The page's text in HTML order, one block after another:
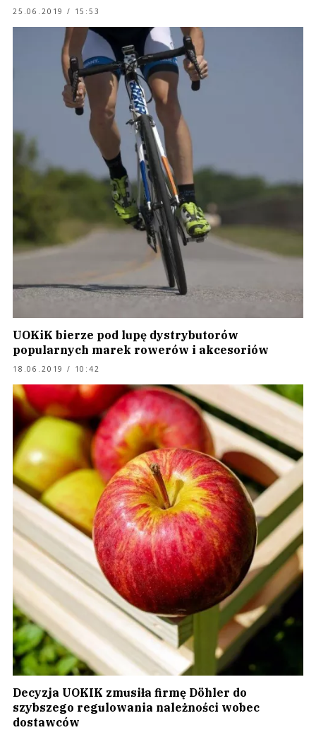
25.06.2019 / 15:53
UOKiK bierze pod lupę dystrybutorów
popularnych marek rowerów i akcesoriów
18.06.2019 / 10:42
Decyzja UOKIK zmusiła firmę Döhler do
szybszego regulowania należności wobec
dostawców